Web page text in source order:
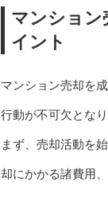
マンション
イント
マンション売却を
行動が不可欠となり
まず、売却活動を
却にかかる諸費用